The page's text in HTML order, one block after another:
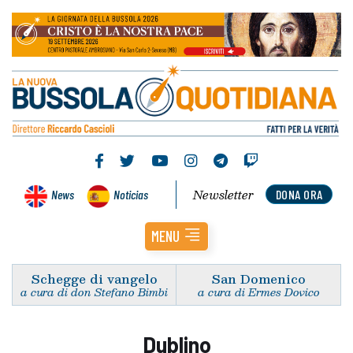
News Noticias DONA ORA
Newsletter
MENU
Schegge di vangelo
a cura di don Stefano Bimbi
San Domenico
a cura di Ermes Dovico
Dublino